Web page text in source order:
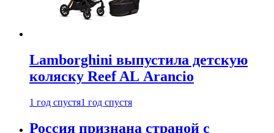
Lamborghini выпустила детскую
коляску Reef AL Arancio
1 год спустя1 год спустя
Россия признана страной с